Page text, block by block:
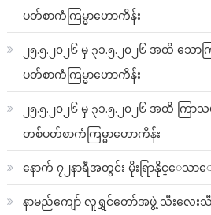
ပတ်စာကံကြမ္မာဟောကိန်း
၂၅.၅.၂၀၂၆ မှ ၃၁.၅.၂၀၂၆ အထိ သေ
ပတ်စာကံကြမ္မာဟောကိန်း
၂၅.၅.၂၀၂၆ မှ ၃၁.၅.၂၀၂၆ အထိ ကြ
တစ်ပတ်စာကံကြမ္မာဟောကိန်း
နောက် ၇၂နာရီအတွင်း မိုးရြာနိုင္ေသာ
နာမည်ကျော် လူရွှင်တော်အဖွဲ့ သီးလေး